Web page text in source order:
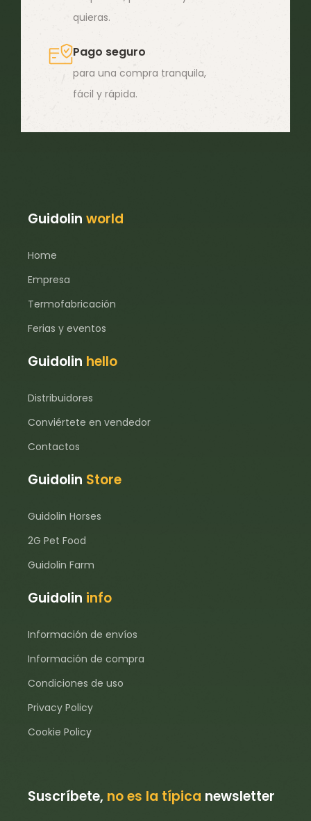
quieras.
Pago seguro
para una compra tranquila,
fácil y rápida.
Guidolinworld
Home
Empresa
Termofabricación
Ferias y eventos
Guidolin hello
Distribuidores
Conviértete en vendedor
Contactos
Guidolin Store
Guidolin Horses
2G Pet Food
Guidolin Farm
Guidolin info
Información de envíos
Información de compra
Condiciones de uso
Privacy Policy
Cookie Policy
Suscríbete, no es la típica newsletter